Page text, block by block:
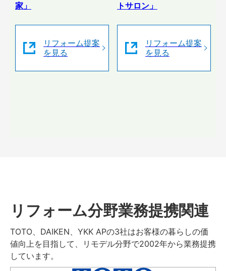
家」
リフォーム提案
を見る
トサロン」
リフォーム提案
を見る
リフォーム分野業務提携関連
TOTO、DAIKEN、YKK APの3社はお客様の暮らしの価
値向上を目指して、リモデル分野で2002年から業務提携
しています。